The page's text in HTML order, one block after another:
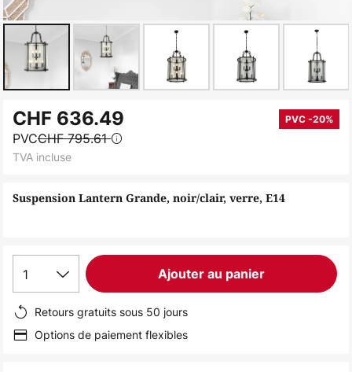
to
the
beginning
the
Suspension Lantern Grande, noir/clair, verre, E14
CHF 636.49 PVC -20%
PVCCHF 795.61
TVA incluse
1 Ajouter au panier
Retours gratuits sous 50 jours
Options de paiement flexibles